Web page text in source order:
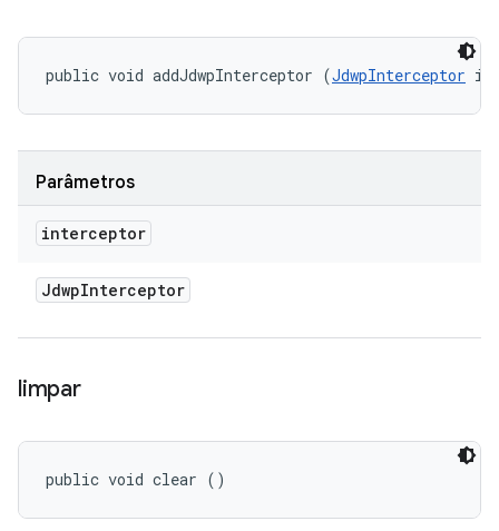
public void addJdwpInterceptor (JdwpInterceptor
Parâmetros
interceptor
JdwpInterceptor
limpar
public void clear ()